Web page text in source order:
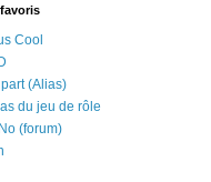
Cool
(Alias)
du jeu de rôle
(forum)